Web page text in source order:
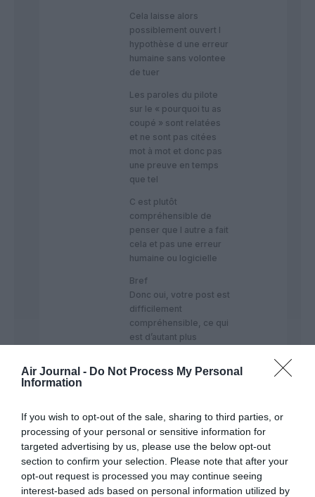
Air Journal - Do Not Process My Personal
Information
If you wish to opt-out of the sale, sharing to third parties, or
processing of your personal or sensitive information for
targeted advertising by us, please use the below opt-out
section to confirm your selection. Please note that after your
opt-out request is processed you may continue seeing
interest-based ads based on personal information utilized by
Cela laisse alors
possiblement ouvert l
hypothèse d une erreur
humaine sans volontee
de tuer
Les paroles du pilote
sur le « pourquoi tu as
coupé » sont relatées
et ne sont pas citées
mot à mot et donc pas
une preuve en temps
que tel
C est plutôt
compréhensible de
penser que l autre a fait
cela et pas une erreur
humaine ou logicielle
Bref
Donc oui, votre post est
difficilement
compréhensible, ce qui
est d’autant plus
qu’habituellement, vous
rédigez beaucoup
Fred
commenté :
2025 - 9 h
22 min